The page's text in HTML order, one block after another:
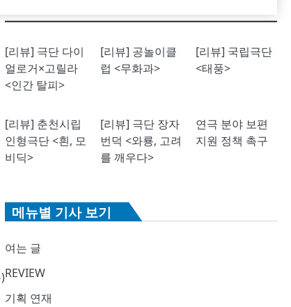
[리뷰] 극단 다이
얼로거×고릴라
<인간 탈피>
[리뷰] 공놀이클
럽 <무화과>
[리뷰] 국립극단
<태풍>
[리뷰] 춘천시립
인형극단 <흰, 모
비딕>
[리뷰] 극단 장자
번덕 <와룡, 고려
를 깨우다>
연극 분야 보편
지원 정책 촉구
메뉴별 기사 보기
여는 글
REVIEW
기획 연재